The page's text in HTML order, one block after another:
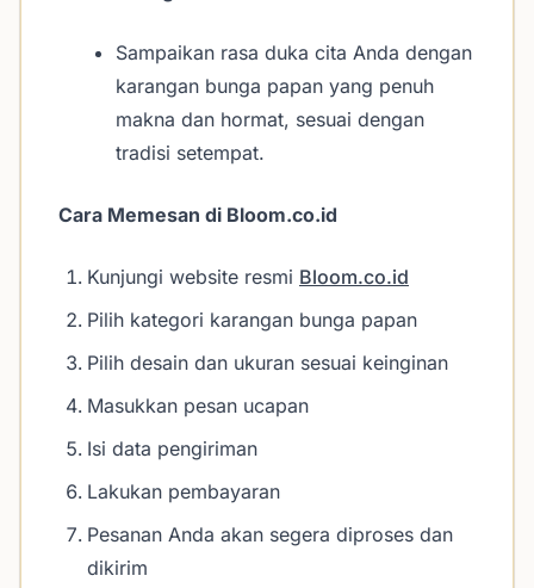
Sampaikan rasa duka cita Anda dengan
karangan bunga papan yang penuh
makna dan hormat, sesuai dengan
tradisi setempat.
Cara Memesan di Bloom.co.id
Kunjungi website resmi Bloom.co.id
Pilih kategori karangan bunga papan
Pilih desain dan ukuran sesuai keinginan
Masukkan pesan ucapan
Isi data pengiriman
Lakukan pembayaran
Pesanan Anda akan segera diproses dan
dikirim